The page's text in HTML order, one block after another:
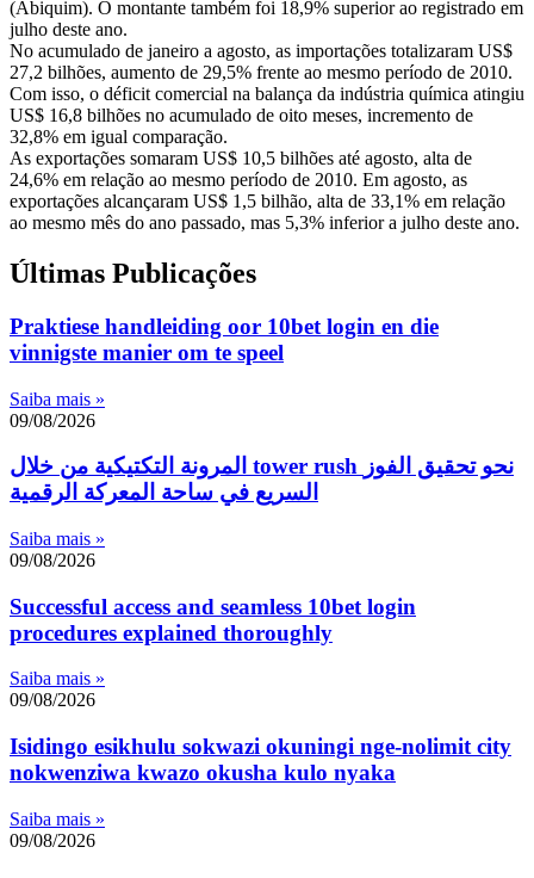
(Abiquim). O montante também foi 18,9% superior ao registrado em
julho deste ano.
No acumulado de janeiro a agosto, as importações totalizaram US$
27,2 bilhões, aumento de 29,5% frente ao mesmo período de 2010.
Com isso, o déficit comercial na balança da indústria química atingiu
US$ 16,8 bilhões no acumulado de oito meses, incremento de
32,8% em igual comparação.
As exportações somaram US$ 10,5 bilhões até agosto, alta de
24,6% em relação ao mesmo período de 2010. Em agosto, as
exportações alcançaram US$ 1,5 bilhão, alta de 33,1% em relação
ao mesmo mês do ano passado, mas 5,3% inferior a julho deste ano.
Últimas Publicações
Praktiese handleiding oor 10bet login en die
vinnigste manier om te speel
Saiba mais »
09/08/2026
المرونة التكتيكية من خلال tower rush نحو تحقيق الفوز
السريع في ساحة المعركة الرقمية
Saiba mais »
09/08/2026
Successful access and seamless 10bet login
procedures explained thoroughly
Saiba mais »
09/08/2026
Isidingo esikhulu sokwazi okuningi nge-nolimit city
nokwenziwa kwazo okusha kulo nyaka
Saiba mais »
09/08/2026